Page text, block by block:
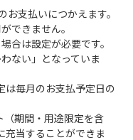
支払いにつかえます。
できません。
合は設定が必要です。
ない」となっていま
毎月のお支払予定日の
期間・用途限定を含
充当することができま